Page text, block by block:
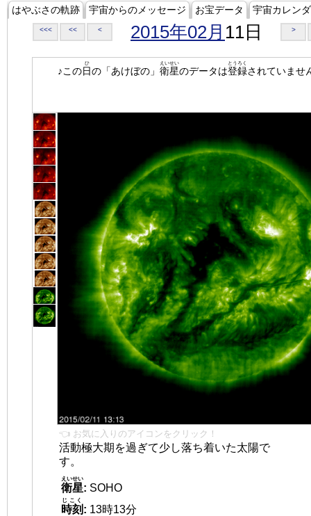
はやぶさの軌跡 宇宙からのメッセージ お宝データ 宇宙カレン
<<< << < 2015年02月 11日 >
♪この日
ひ
の「あけぼの」 衛星
えいせい
のデータは登録
とうろく
されていませ
👈 お気に入りのアイコンをクリック！
活動極大期を過ぎて少し落ち着いた太陽で
す。
衛星
えいせい
: SOHO
時刻
じこく
: 13時13分